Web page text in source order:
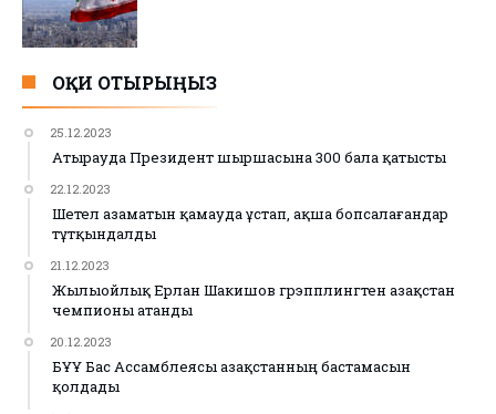
ОҚИ ОТЫРЫҢЫЗ
25.12.2023
Атырауда Президент шыршасына 300 бала қатысты
22.12.2023
Шетел азаматын қамауда ұстап, ақша бопсалағандар
тұтқындалды
21.12.2023
Жылыойлық Ерлан Шакишов грэпплингтен Қазақстан
чемпионы атанды
20.12.2023
БҰҰ Бас Ассамблеясы Қазақстанның бастамасын
қолдады